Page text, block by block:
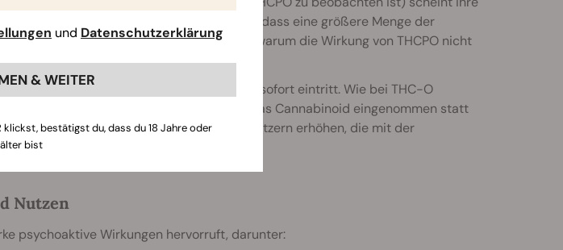
Schranke zu überwinden. Das bedeutet, dass eine größere Menge der
kann, was möglicherweise erklärt, warum die Wirkung von THCPO nicht
und länger anhaltend ist.
Wirkung von THCPO möglicherweise nicht sofort eintritt. Wie bei THC-O
Wirkungseintritt, vor allem wenn das Cannabinoid eingenommen statt
einer versehentlichen Überdosierung bei Nutzern erhöhen, die mit der
sind.
Nutzen
psychoaktive Wirkungen hervorruft, darunter:
und Datenschutzerklärung
& WEITER
klickst, bestätigst du, dass du 18 Jahre oder
älter bist